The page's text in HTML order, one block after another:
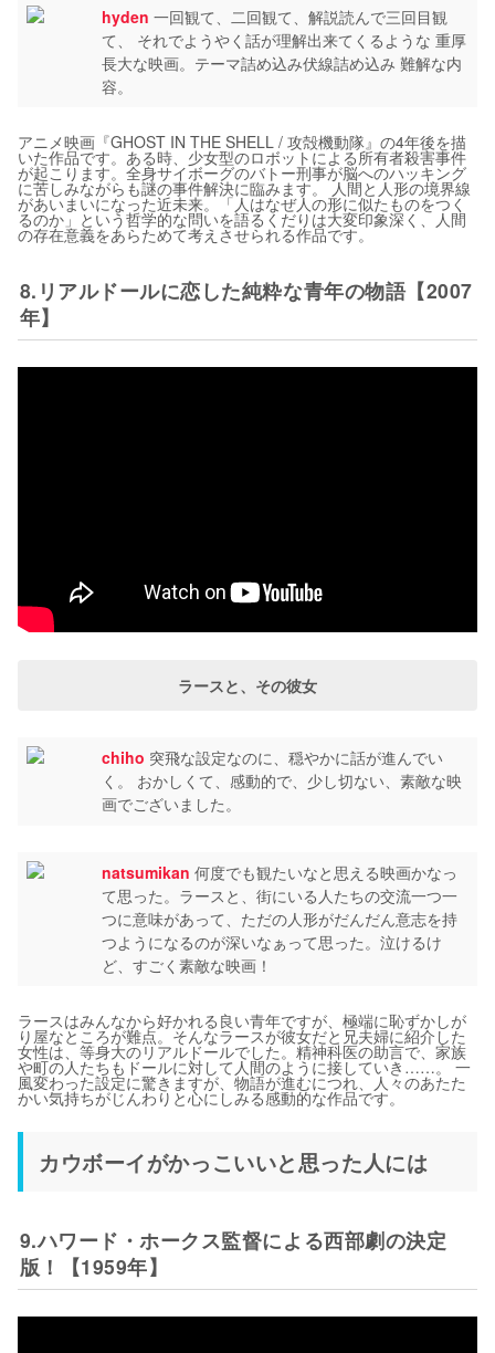
hyden 一回観て、二回観て、解説読んで三回目観
て、 それでようやく話が理解出来てくるような 重厚
長大な映画。テーマ詰め込み伏線詰め込み 難解な内
容。
アニメ映画『GHOST IN THE SHELL / 攻殻機動隊』の4年後を描
いた作品です。ある時、少女型のロボットによる所有者殺害事件
が起こります。全身サイボーグのバトー刑事が脳へのハッキング
に苦しみながらも謎の事件解決に臨みます。 人間と人形の境界線
があいまいになった近未来。「人はなぜ人の形に似たものをつく
るのか」という哲学的な問いを語るくだりは大変印象深く、人間
の存在意義をあらためて考えさせられる作品です。
8.リアルドールに恋した純粋な青年の物語【2007
年】
ラースと、その彼女
chiho 突飛な設定なのに、穏やかに話が進んでい
く。 おかしくて、感動的で、少し切ない、素敵な映
画でございました。
natsumikan 何度でも観たいなと思える映画かなっ
て思った。ラースと、街にいる人たちの交流一つ一
つに意味があって、ただの人形がだんだん意志を持
つようになるのが深いなぁって思った。泣けるけ
ど、すごく素敵な映画！
ラースはみんなから好かれる良い青年ですが、極端に恥ずかしが
り屋なところが難点。そんなラースが彼女だと兄夫婦に紹介した
女性は、等身大のリアルドールでした。精神科医の助言で、家族
や町の人たちもドールに対して人間のように接していき……。 一
風変わった設定に驚きますが、物語が進むにつれ、人々のあたた
かい気持ちがじんわりと心にしみる感動的な作品です。
カウボーイがかっこいいと思った人には
9.ハワード・ホークス監督による西部劇の決定
版！【1959年】